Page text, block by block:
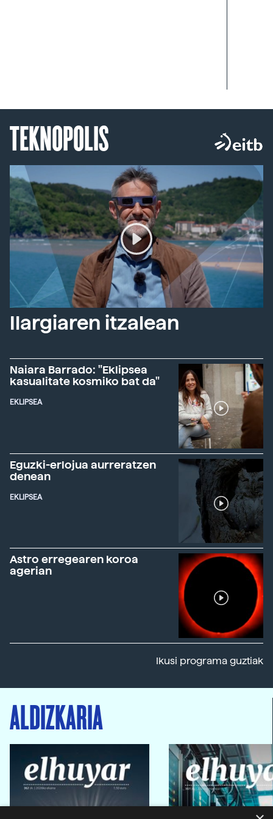
TEKNOPOLIS
Ilargiaren itzalean
Naiara Barrado: "Eklipsea
kasualitate kosmiko bat da"
EKLIPSEA
Eguzki-erlojua aurreratzen
denean
EKLIPSEA
Astro erregearen koroa
agerian
Ikusi programa guztiak
ALDIZKARIA